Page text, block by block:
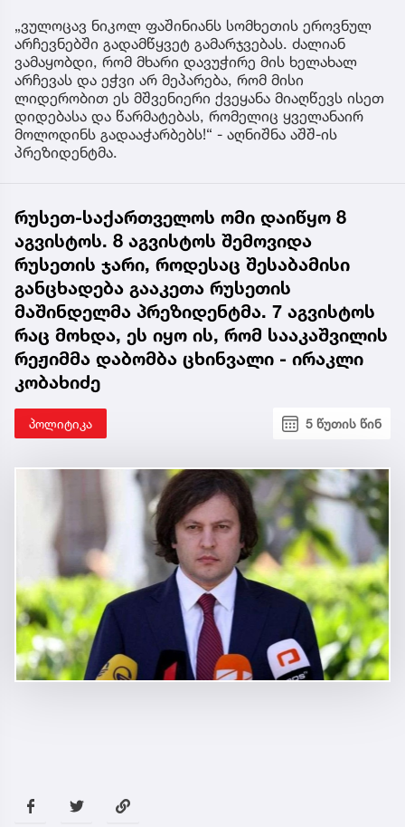
„ვულოცავ ნიკოლ ფაშინიანს სომხეთის ეროვნულ
არჩევნებში გადამწყვეტ გამარჯვებას. ძალიან
ვამაყობდი, რომ მხარი დავუჭირე მის ხელახალ
არჩევას და ეჭვი არ მეპარება, რომ მისი
ლიდერობით ეს მშვენიერი ქვეყანა მიაღწევს ისეთ
დიდებასა და წარმატებას, რომელიც ყველანაირ
მოლოდინს გადააჭარბებს!“ - აღნიშნა აშშ-ის
პრეზიდენტმა.
რუსეთ-საქართველოს ომი დაიწყო 8
აგვისტოს. 8 აგვისტოს შემოვიდა
რუსეთის ჯარი, როდესაც შესაბამისი
განცხადება გააკეთა რუსეთის
მაშინდელმა პრეზიდენტმა. 7 აგვისტოს
რაც მოხდა, ეს იყო ის, რომ სააკაშვილის
რეჟიმმა დაბომბა ცხინვალი - ირაკლი
კობახიძე
პოლიტიკა 5 წუთის წინ